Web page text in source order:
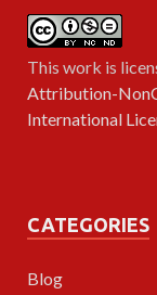
This work is
Attribution-
International
CATEGORIES
Blog